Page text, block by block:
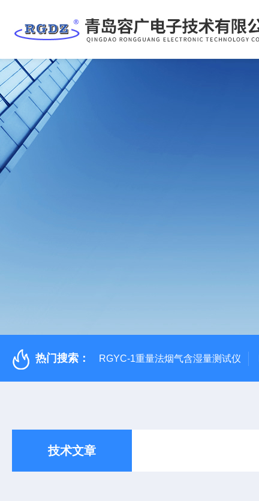
热门搜索： RGYC-1重量法烟气含湿量测试仪
技术文章